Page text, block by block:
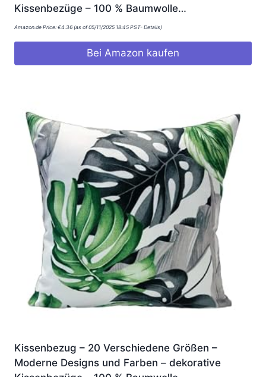
Kissenbezüge – 100 % Baumwolle…
Amazon.de Price: €4.36 (as of 05/11/2025 18:45 PST- Details )
Bei Amazon kaufen
Kissenbezug – 20 Verschiedene Größen –
Moderne Designs und Farben – dekorative